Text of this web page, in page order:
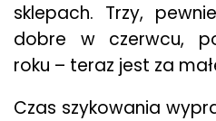
sklepach. Trzy,
dobre w czerwcu,
roku – teraz jest za
Czas szykowania